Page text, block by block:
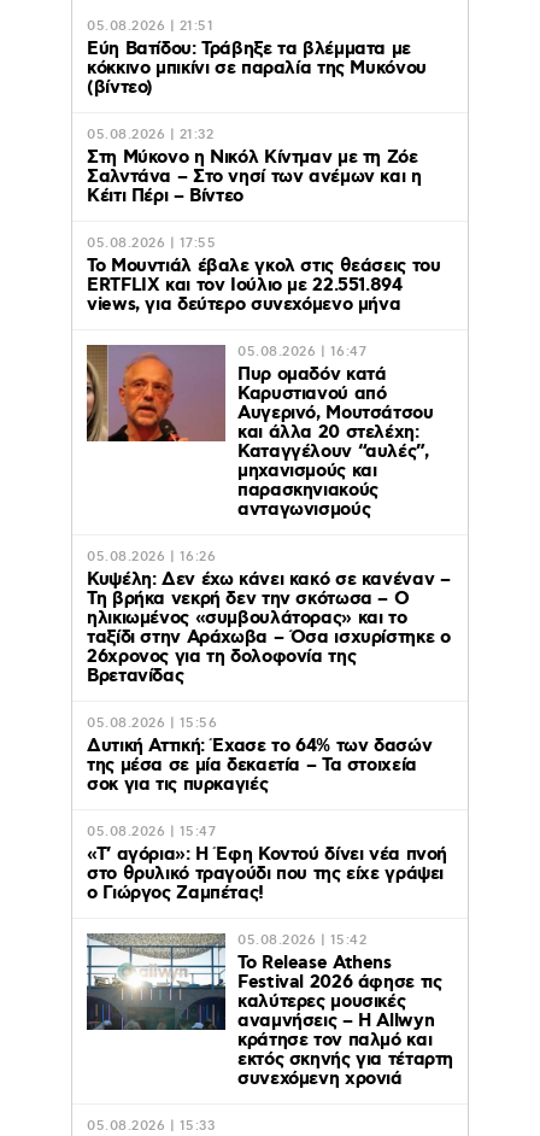
05.08.2026 | 21:51
Εύη Βατίδου: Τράβηξε τα βλέμματα με
κόκκινο μπικίνι σε παραλία της Μυκόνου
(βίντεο)
05.08.2026 | 21:32
Στη Μύκονο η Νικόλ Κίντμαν με τη Ζόε
Σαλντάνα – Στο νησί των ανέμων και η
Κέιτι Πέρι – Βίντεο
05.08.2026 | 17:55
Το Μουντιάλ έβαλε γκολ στις θεάσεις του
ERTFLIX και τον Ιούλιο με 22.551.894
views, για δεύτερο συνεχόμενο μήνα
05.08.2026 | 16:47
Πυρ ομαδόν κατά
Καρυστιανού από
Αυγερινό, Μουτσάτσου
και άλλα 20 στελέχη:
Καταγγέλουν “αυλές”,
μηχανισμούς και
παρασκηνιακούς
ανταγωνισμούς
05.08.2026 | 16:26
Κυψέλη: Δεν έχω κάνει κακό σε κανέναν –
Τη βρήκα νεκρή δεν την σκότωσα – Ο
ηλικιωμένος «συμβουλάτορας» και το
ταξίδι στην Αράχωβα – Όσα ισχυρίστηκε ο
26χρονος για τη δολοφονία της
Βρετανίδας
05.08.2026 | 15:56
Δυτική Αττική: Έχασε το 64% των δασών
της μέσα σε μία δεκαετία – Τα στοιχεία
σοκ για τις πυρκαγιές
05.08.2026 | 15:47
«Τ’ αγόρια»: Η Έφη Κοντού δίνει νέα πνοή
στο θρυλικό τραγούδι που της είχε γράψει
ο Γιώργος Ζαμπέτας!
05.08.2026 | 15:42
Το Release Athens
Festival 2026 άφησε τις
καλύτερες μουσικές
αναμνήσεις – Η Allwyn
κράτησε τον παλμό και
εκτός σκηνής για τέταρτη
συνεχόμενη χρονιά
05.08.2026 | 15:33